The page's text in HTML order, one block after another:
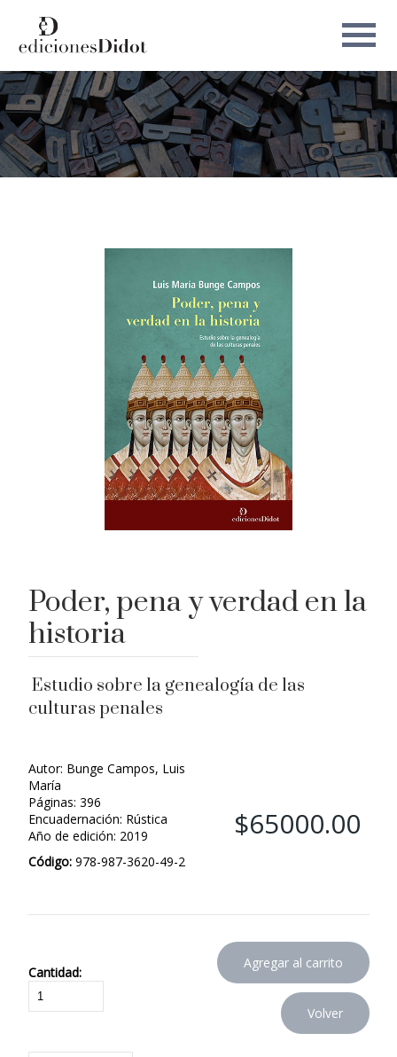
Poder, pena y verdad en la
historia
Estudio sobre la genealogía de las
culturas penales
Autor: Bunge Campos, Luis
María
Páginas: 396
Encuadernación: Rústica
Año de edición: 2019
Código: 978-987-3620-49-2
$65000.00
Cantidad: